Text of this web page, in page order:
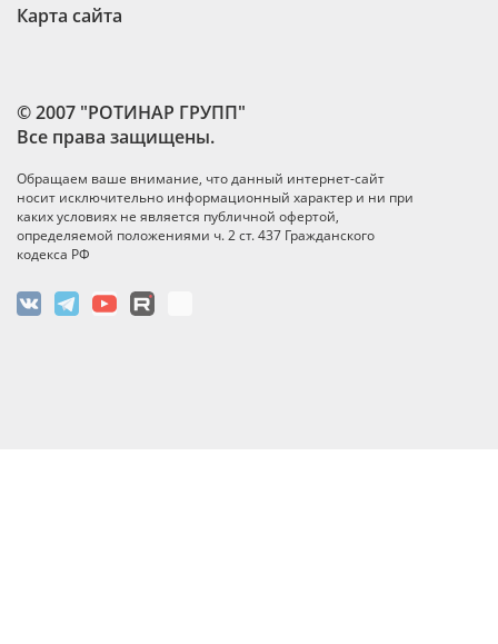
© 2007 "РОТИНАР ГРУПП"
Все права защищены.
Обращаем ваше внимание, что данный интернет-сайт
носит исключительно информационный характер и ни при
каких условиях не является публичной офертой,
определяемой положениями ч. 2 ст. 437 Гражданского
кодекса РФ
Карта сайта